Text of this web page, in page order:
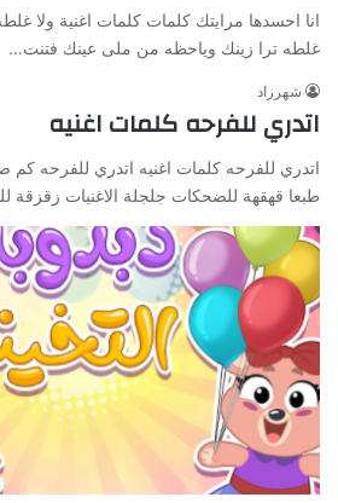
انا احسدها مرايتك كلمات كلمات اغنية ولا
غلطه ترا زينك وياحظه من ملى عينك ‎فتنت…
شهرزاد
اتدري للفرحه كلمات اغنيه
اتدري للفرحه كلمات اغنيه اتدري للفرحه
طبعا قهقهة للضحكات جلجلة الاغنيات زقزقة